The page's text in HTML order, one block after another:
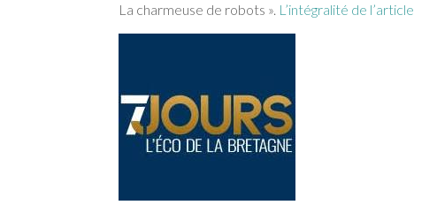
La charmeuse de robots ». L’intégralité de l’article